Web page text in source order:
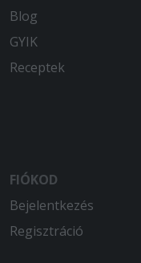
Blog
GYIK
Receptek
FIÓKOD
Bejelentkezés
Regisztráció